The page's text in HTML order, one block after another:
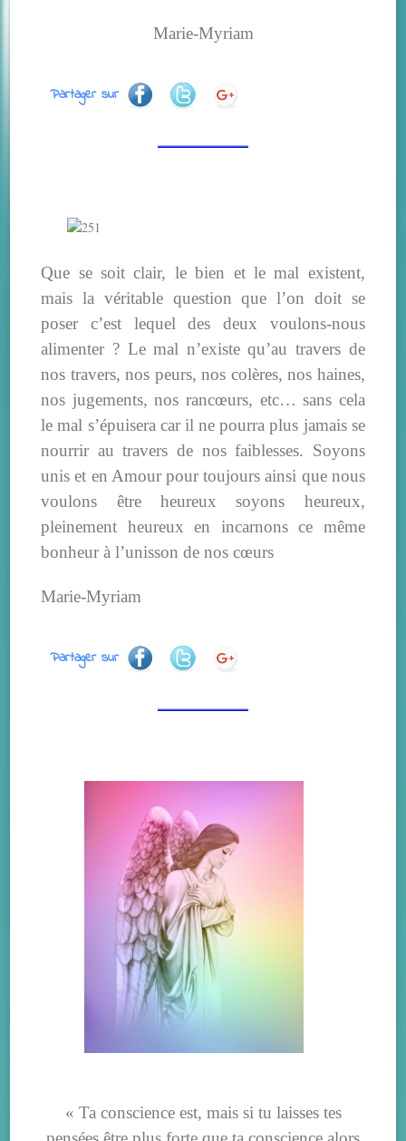
Marie-Myriam
Partager sur
Que se soit clair, le bien et le mal existent,
mais la véritable question que l’on doit se
poser c’est lequel des deux voulons-nous
alimenter ? Le mal n’existe qu’au travers de
nos travers, nos peurs, nos colères, nos haines,
nos jugements, nos rancœurs, etc… sans cela
le mal s’épuisera car il ne pourra plus jamais se
nourrir au travers de nos faiblesses. Soyons
unis et en Amour pour toujours ainsi que nous
voulons être heureux soyons heureux,
pleinement heureux en incarnons ce même
bonheur à l’unisson de nos cœurs
Marie-Myriam
Partager sur
« Ta conscience est, mais si tu laisses tes